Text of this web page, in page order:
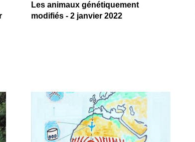
Les animaux génétiquement
modifiés - 2 janvier 2022